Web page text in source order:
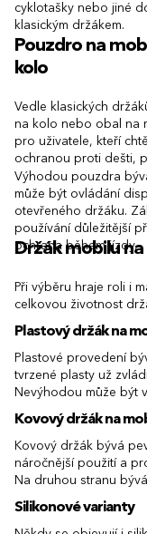
cyklotašky nebo jiné
klasickým držákem.
Pouzdro na
kolo
Vedle klasických
na kolo nebo obal na
pro uživatele, kteří
ochranou proti dešti,
Výhodou pouzdra
může být ovládání
otevřeného držáku.
používání důležitější
ochrana během jízdy.
Držák mobilu
Při výběru hraje roli i
celkovou životnost
Plastový držák na
Plastové provedení
tvrzené plasty už
Nevýhodou může být
Kovový držák na
Kovový držák bývá
náročnější použití a
Na druhou stranu
Silikonové varianty